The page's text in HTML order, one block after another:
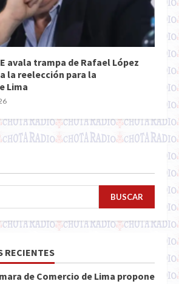
avala trampa de Rafael López
la reelección para la
Lima
BUSCAR
RECIENTES
de Comercio de Lima propone